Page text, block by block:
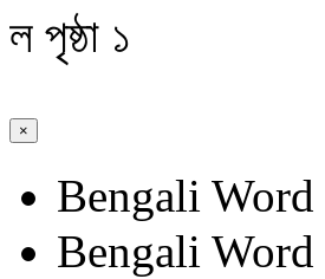
ল পৃষ্ঠা ১
×
Bengali Word
Bengali Word